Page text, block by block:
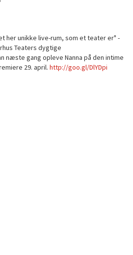
her unikke live-rum, som et teater er" -
Teaters dygtige
næste gang opleve Nanna på den intime
29. april. http://goo.gl/DlYDpi